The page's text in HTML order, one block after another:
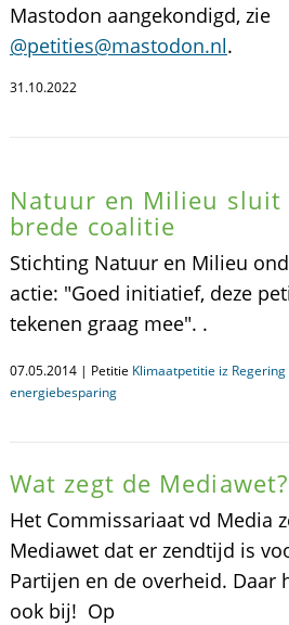
Mastodon aangekondigd, zie
@petities@mastodon.nl.
31.10.2022
Natuur en Milieu sluit
brede coalitie
Stichting Natuur en Milieu
actie: "Goed initiatief, deze
tekenen graag mee". .
07.05.2014 | Petitie Klimaatpetitie iz
energiebesparing
Wat zegt de Mediawet?
Het Commissariaat vd Media
Mediawet dat er zendtijd is
Partijen en de overheid. Daar
ook bij! Op